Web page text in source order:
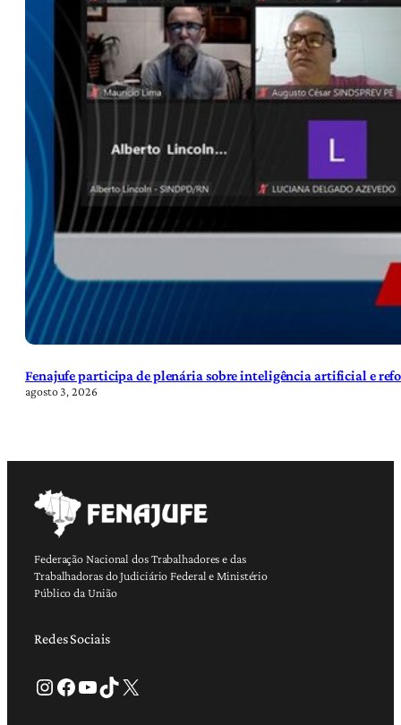
Fenajufe participa de plenária sobre inteligência artificial e
agosto 3, 2026
Federação Nacional dos Trabalhadores e das
Trabalhadoras do Judiciário Federal e Ministério
Público da União
Redes Sociais
Instagram Facebook Youtube TikTok X